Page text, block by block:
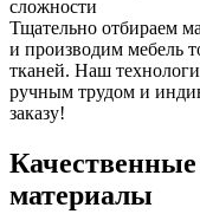
сложности
Тщательно отбираем
и производим мебель
тканей. Наш
ручным трудом и
заказу!
материалы